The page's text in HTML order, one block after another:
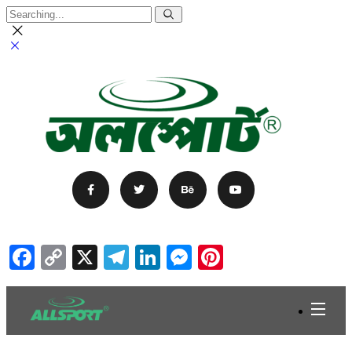
Facebook
Copy
Link
X Telegram
LinkedIn
Messenger